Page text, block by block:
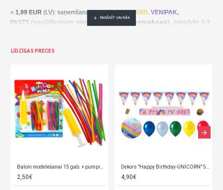
⭐ 1,99 EUR (LV): saņemšana pakomātā SEND, VENIPAK,
PASTS (pasūtījumam virs 30,00 EUR- bezmaksas), piegāde 1-3
⭐2,49 EUR(LT, EE): saņemšana pakomātā
kohaletoimetamine 2-5 tööpäeva jooksul;
LT: 2,49 EUR gavimas siuntų automate UNISEND, Udrop, LPExpress,
pristatymas per 2–5 darbo dienas;
⭐ 3,50 EUR(LV): saņemšanaDPD Paku Skapis (pasūtījumamvirs
30,00 EUR- bezmaksas), piegāde 1-3 darba dienu laikā;
pasūtījuma saņemšanas mēs aprēķināsim un paziņosim kurjera piegādes
LĪDZĪGAS PRECES
Dekors "Happy Birthday-UNICORN" 5826 Gaisa balons "I love You" (~23 cm) 29959/1 Gaisa balons "Metalic " 1